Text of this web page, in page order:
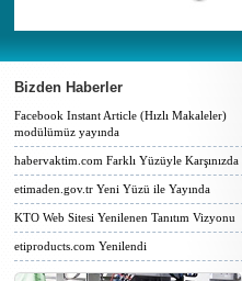
Bizden Haberler
Facebook Instant Article (Hızlı Makaleler)
modülümüz yayında
habervaktim.com Farklı Yüzüyle Karşınızda
etimaden.gov.tr Yeni Yüzü ile Yayında
KTO Web Sitesi Yenilenen Tanıtım Vizyonu
etiproducts.com Yenilendi